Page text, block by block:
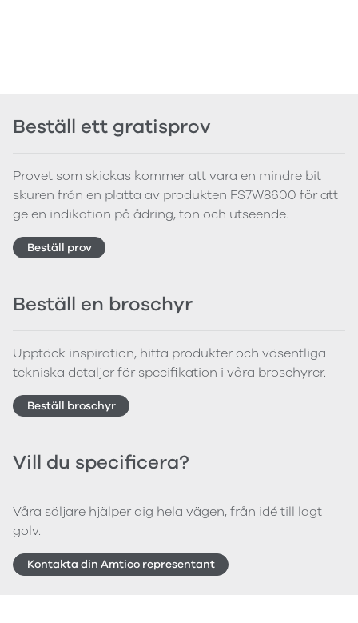
Beställ ett gratisprov
Provet som skickas kommer att vara en mindre bit
skuren från en platta av produkten FS7W8600 för att
ge en indikation på ådring, ton och utseende.
Beställ prov
Beställ en broschyr
Upptäck inspiration, hitta produkter och väsentliga
tekniska detaljer för specifikation i våra broschyrer.
Beställ broschyr
Vill du specificera?
Våra säljare hjälper dig hela vägen, från idé till lagt
golv.
Kontakta din Amtico representant